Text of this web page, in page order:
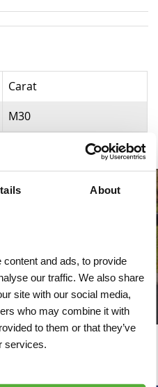
About
and ads, to provide
our traffic. We also share
site with our social media,
who may combine it with
to them or that they’ve
services.
Carat
M30